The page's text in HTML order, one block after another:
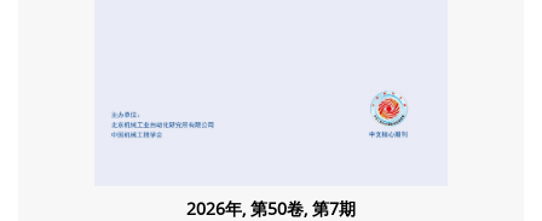
2026年, 第50卷, 第7期